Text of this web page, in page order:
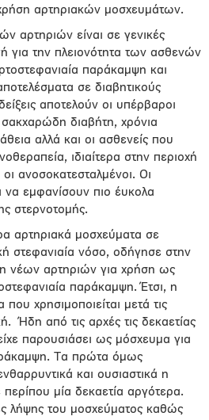
αρτηριακών μοσχευμάτων.
αρτηριών είναι σε γενικές
για την πλειονότητα των ασθενών
παράκαμψη και
σε διαβητικούς
αποτελούν οι υπέρβαροι
διαβήτη, χρόνια
αλλά και οι ασθενείς που
ιδιαίτερα στην περιοχή
ανοσοκατεσταλμένοι. Οι
να εμφανίσουν πιο έυκολα
στερνοτομής.
αρτηριακά μοσχεύματα σε
στεφανιαία νόσο, οδήγησε στην
νέων αρτηριών για χρήση ως
παράκαμψη. Έτσι, η
χρησιμοποιείται μετά τις
Ήδη από τις αρχές τις δεκαετίας
παρουσιάσει ως μόσχευμα για
Τα πρώτα όμως
και ουσιαστικά η
μία δεκαετία αργότερα.
λήψης του μοσχεύματος καθώς